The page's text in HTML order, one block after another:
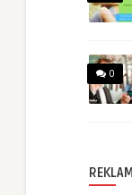
0